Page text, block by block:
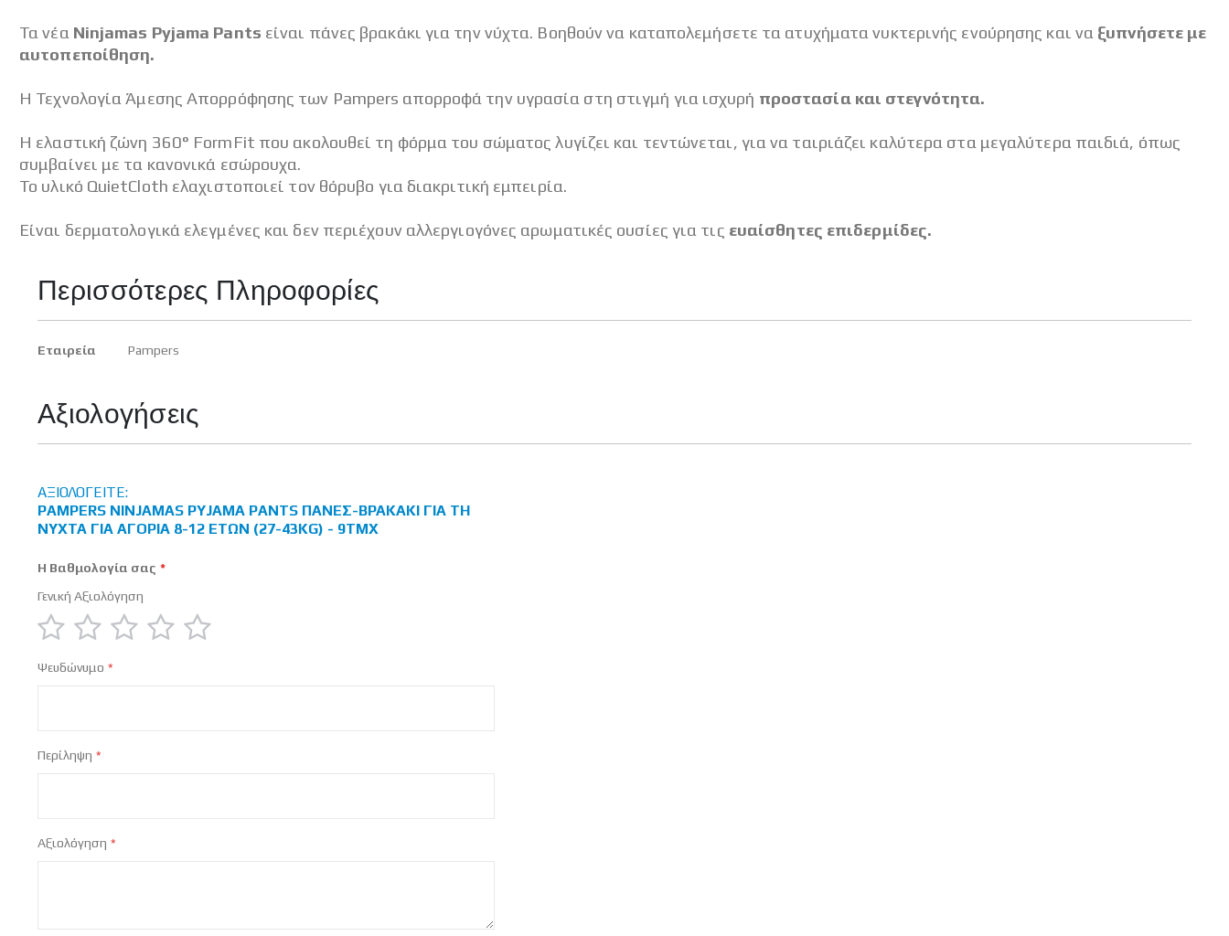
Τα νέα Ninjamas Pyjama Pants είναι πάνες βρακάκι για την νύχτα. Βοηθούν να καταπολεμήσετε τα ατυχήματα νυκτερινής ενούρησης και να ξυπνήσετε με
αυτοπεποίθηση.
Η Τεχνολογία Άμεσης Απορρόφησης των Pampers απορροφά την υγρασία στη στιγμή για ισχυρή προστασία και στεγνότητα.
Η ελαστική ζώνη 360° FormFit που ακολουθεί τη φόρμα του σώματος λυγίζει και τεντώνεται, για να ταιριάζει καλύτερα στα μεγαλύτερα παιδιά, όπως
συμβαίνει με τα κανονικά εσώρουχα.
Το υλικό QuietCloth ελαχιστοποιεί τον θόρυβο για διακριτική εμπειρία.
Είναι δερματολογικά ελεγμένες και δεν περιέχουν αλλεργιογόνες αρωματικές ουσίες για τις ευαίσθητες επιδερμίδες.
Περισσότερες Πληροφορίες
Περισσότερες
Εταιρεία Pampers
Αξιολογήσεις
ΑΞΙΟΛΟΓΕΊΤΕ:
PAMPERS NINJAMAS PYJAMA PANTS ΠΆΝΕΣ-ΒΡΑΚΆΚΙ ΓΙΑ ΤΗ
ΝΎΧΤΑ ΓΙΑ ΑΓΌΡΙΑ 8-12 EΤΏΝ (27-43KG) - 9ΤΜΧ
Η Βαθμολογία σας
Γενική Αξιολόγηση
star
stars
stars
stars
stars
Ψευδώνυμο
Περίληψη
Αξιολόγηση